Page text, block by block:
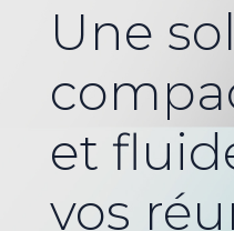
Une
et
vos